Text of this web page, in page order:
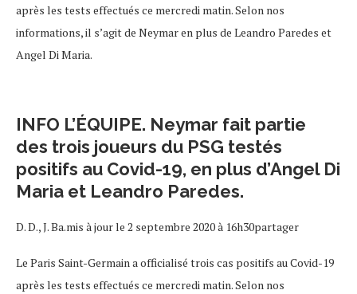
après les tests effectués ce mercredi matin. Selon nos
informations, il s’agit de Neymar en plus de Leandro Paredes et
Angel Di Maria.
INFO L’ÉQUIPE. Neymar fait partie
des trois joueurs du PSG testés
positifs au Covid-19, en plus d’Angel Di
Maria et Leandro Paredes.
D. D., J. Ba.mis à jour le 2 septembre 2020 à 16h30partager
Le Paris Saint-Germain a officialisé trois cas positifs au Covid-19
après les tests effectués ce mercredi matin. Selon nos